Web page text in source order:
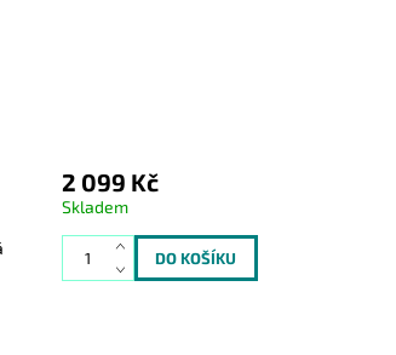
2 099 Kč
Skladem